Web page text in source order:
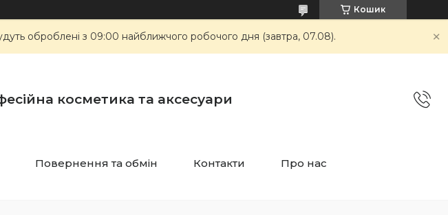
Кошик
оброблені з 09:00 найближчого робочого дня (завтра, 07.08).
косметика та аксесуари
Повернення та обмін Контакти Про нас